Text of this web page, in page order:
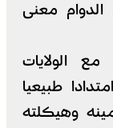
معنى
مع الولايات
طبيعيا
وهيكلته